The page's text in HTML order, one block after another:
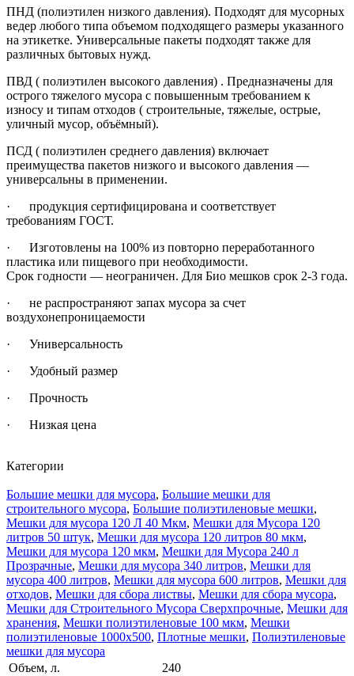
ПНД (полиэтилен низкого давления). Подходят для мусорных
ведер любого типа объемом подходящего размеры указанного
на этикетке. Универсальные пакеты подходят также для
различных бытовых нужд.
ПВД ( полиэтилен высокого давления) . Предназначены для
острого тяжелого мусора с повышенным требованием к
износу и типам отходов ( строительные, тяжелые, острые,
уличный мусор, объёмный).
ПСД ( полиэтилен среднего давления) включает
преимущества пакетов низкого и высокого давления —
универсальны в применении.
· продукция сертифицирована и соответствует
требованиям ГОСТ.
· Изготовлены на 100% из повторно переработанного
пластика или пищевого при необходимости.
Срок годности — неограничен. Для Био мешков срок 2-3 года.
· не распространяют запах мусора за счет
воздухонепроницаемости
· Универсальность
· Удобный размер
· Прочность
· Низкая цена
Категории
Большие мешки для мусора, Большие мешки для
строительного мусора, Большие полиэтиленовые мешки,
Мешки для мусора 120 Л 40 Мкм, Мешки для Мусора 120
литров 50 штук, Мешки для мусора 120 литров 80 мкм,
Мешки для мусора 120 мкм, Мешки для Мусора 240 л
Прозрачные, Мешки для мусора 340 литров, Мешки для
мусора 400 литров, Мешки для мусора 600 литров, Мешки для
отходов, Мешки для сбора листвы, Мешки для сбора мусора,
Мешки для Строительного Мусора Сверхпрочные, Мешки для
хранения, Мешки полиэтиленовые 100 мкм, Мешки
полиэтиленовые 1000х500, Плотные мешки, Полиэтиленовые
мешки для мусора
Объем, л.
240